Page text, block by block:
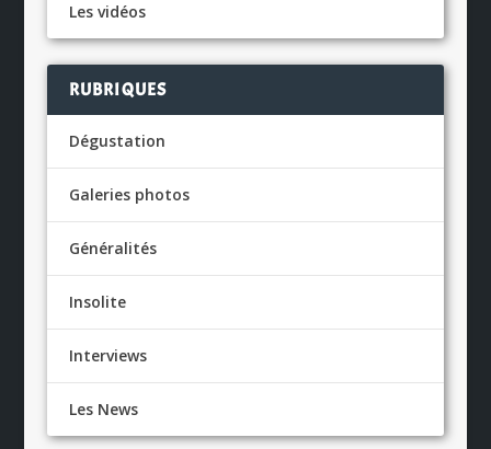
Les vidéos
RUBRIQUES
Dégustation
Galeries photos
Généralités
Insolite
Interviews
Les News